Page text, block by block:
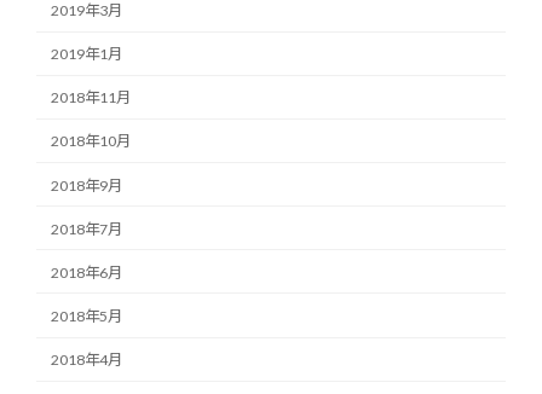
2019年3月
2019年1月
2018年11月
2018年10月
2018年9月
2018年7月
2018年6月
2018年5月
2018年4月